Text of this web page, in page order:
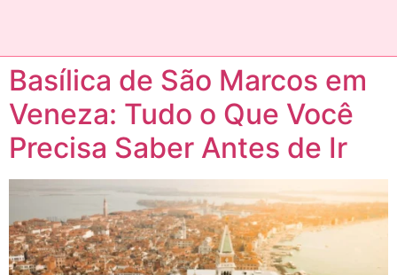
Basílica de São Marcos em
Veneza: Tudo o Que Você
Precisa Saber Antes de Ir